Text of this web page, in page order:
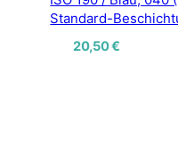
Standard-
20,50€